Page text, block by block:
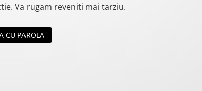
Va rugam reveniti mai tarziu.
CU PAROLA